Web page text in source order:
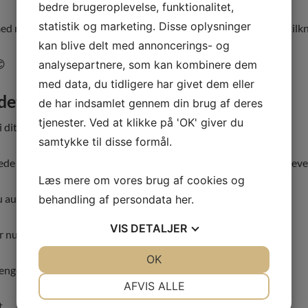
mail, så du sender dit tilbud med eller uden PDF-tilbuddet
dit økonomisystemuden dobbeltarbejde .
tastet basis data om ham/hende + virksomhed, der nu er
automatisk til dit e-conomic system
nu er aftalt med kunden
fordi:
bedre brugeroplevelse, funktionalitet,
statistik og marketing. Disse oplysninger
kan blive delt med annoncerings- og
analysepartnere, som kan kombinere dem
med data, du tidligere har givet dem eller
de har indsamlet gennem din brug af deres
tjenester. Ved at klikke på 'OK' giver du
samtykke til disse formål.
Læs mere om vores brug af cookies og
behandling af persondata her.
VIS DETALJER
AFVIS ALLE
OK